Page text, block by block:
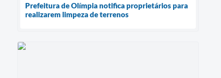
Prefeitura de Olímpia notifica proprietários para
realizarem limpeza de terrenos